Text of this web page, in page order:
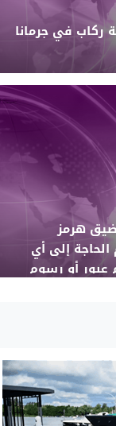
ركاب في جرمانا
هرمز
إلى أي
أو رسوم